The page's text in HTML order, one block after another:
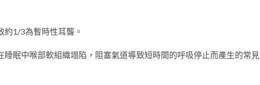
約1/3為暫時性耳聾。
睡眠中喉部軟組織塌陷，阻塞氣道導致短時間的呼吸停止而產生的常見